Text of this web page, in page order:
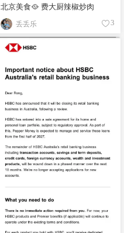
北京美食🥘 费大厨辣椒炒肉
丢丢乐 3